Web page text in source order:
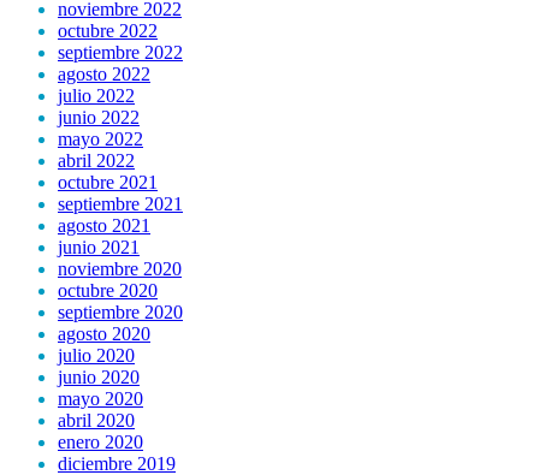
noviembre 2022
octubre 2022
septiembre 2022
agosto 2022
julio 2022
junio 2022
mayo 2022
abril 2022
octubre 2021
septiembre 2021
agosto 2021
junio 2021
noviembre 2020
octubre 2020
septiembre 2020
agosto 2020
julio 2020
junio 2020
mayo 2020
abril 2020
enero 2020
diciembre 2019